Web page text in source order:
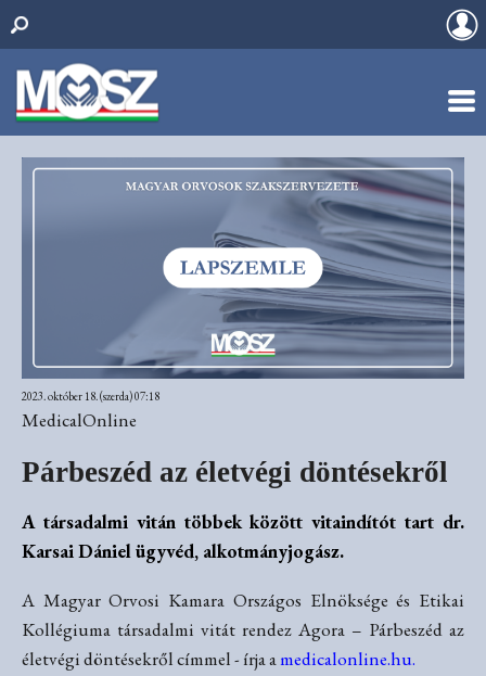
2023. október 18. (szerda) 07:18
MedicalOnline
Párbeszéd az életvégi döntésekről
A társadalmi vitán többek között vitaindítót tart dr.
Karsai Dániel ügyvéd, alkotmányjogász.
A Magyar Orvosi Kamara Országos Elnöksége és Etikai
Kollégiuma társadalmi vitát rendez Agora – Párbeszéd az
életvégi döntésekről címmel - írja amedicalonline.hu.